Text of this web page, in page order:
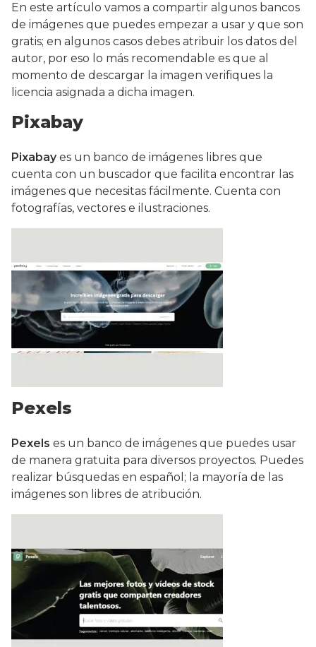
En este artículo vamos a compartir algunos bancos
de imágenes que puedes empezar a usar y que son
gratis; en algunos casos debes atribuir los datos del
autor, por eso lo más recomendable es que al
momento de descargar la imagen verifiques la
licencia asignada a dicha imagen.
Pixabay
Pixabayes un banco de imágenes libres que
cuenta con un buscador que facilita encontrar las
imágenes que necesitas fácilmente. Cuenta con
fotografías, vectores e ilustraciones.
Pexels
Pexels es un banco de imágenes que puedes usar
de manera gratuita para diversos proyectos. Puedes
realizar búsquedas en español; la mayoría de las
imágenes son libres de atribución.